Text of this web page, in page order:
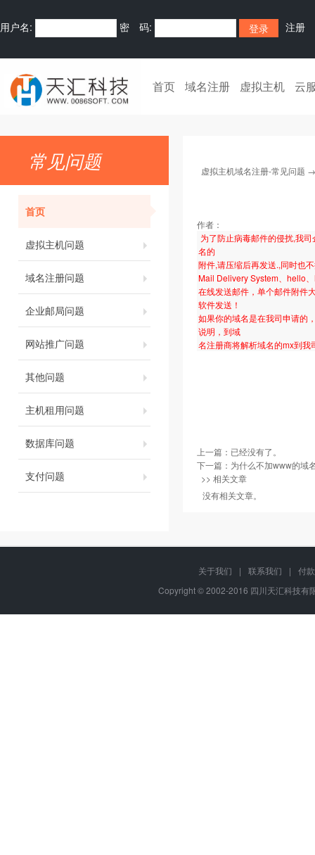
用户名: 密 码: 注册
首页 域名注册 虚拟主机 云
常见问题
首页
虚拟主机问题
域名注册问题
企业邮局问题
网站推广问题
其他问题
主机租用问题
数据库问题
支付问题
虚拟主机域名注册-常见问题
作者：
为了防止病毒邮件的侵扰,我
名的
附件,请压缩后再发送.,同时也
Mail Delivery System、hello
在线发送邮件，单个邮件附件
软件发送！
如果你的域名是在我司申请的
说明，到域
名注册商将解析域名的mx到
上一篇：已经没有了。
下一篇： 为什么不加www的域
>> 相关文章
没有相关文章。
关于我们 | 联系我们 |
付
Copyright © 2002-2016 四川天汇科技